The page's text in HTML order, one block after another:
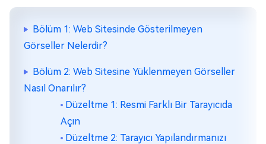
Bölüm 1: Web Sitesinde Gösterilmeyen
Görseller Nelerdir?
Bölüm 2: Web Sitesine Yüklenmeyen Görseller
Nasıl Onarılır?
Düzeltme 1: Resmi Farklı Bir Tarayıcıda
Açın
Düzeltme 2: Tarayıcı Yapılandırmanızı